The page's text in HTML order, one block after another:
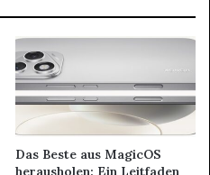
Das Beste aus MagicOS